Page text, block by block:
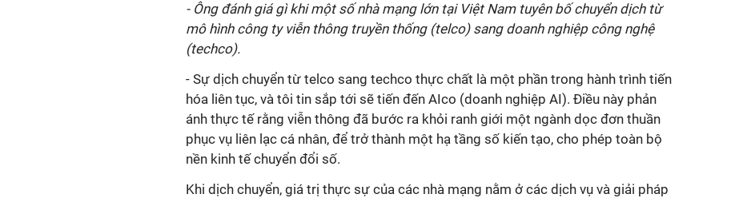
- Ông đánh giá gì khi một số nhà mạng lớn tại Việt Nam tuyên bố chuyển dịch từ
mô hình công ty viễn thông truyền thống (telco) sang doanh nghiệp công nghệ
(techco).
- Sự dịch chuyển từ telco sang techco thực chất là một phần trong hành trình tiến
hóa liên tục, và tôi tin sắp tới sẽ tiến đến AIco (doanh nghiệp AI). Điều này phản
ánh thực tế rằng viễn thông đã bước ra khỏi ranh giới một ngành dọc đơn thuần
phục vụ liên lạc cá nhân, để trở thành một hạ tầng số kiến tạo, cho phép toàn bộ
nền kinh tế chuyển đổi số.
Khi dịch chuyển, giá trị thực sự của các nhà mạng nằm ở các dịch vụ và giải pháp